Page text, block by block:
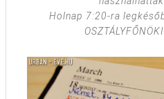
Holnap 7:20-ra